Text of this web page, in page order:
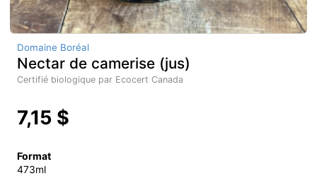
Domaine Boréal
Nectar de camerise (jus)
Certifié biologique par Ecocert Canada
7,15 $
Format
473ml